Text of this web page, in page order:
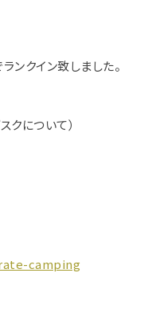
ンクイン致しました。
クについて）
camping